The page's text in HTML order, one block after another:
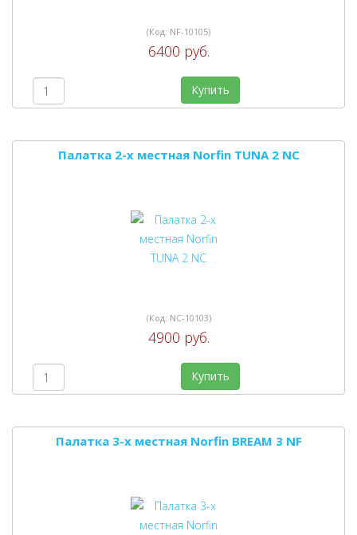
(Код: NF-10105)
6400 руб.
Купить
Палатка 2-х местная Norfin TUNA 2 NC
(Код: NC-10103)
4900 руб.
Купить
Палатка 3-х местная Norfin BREAM 3 NF